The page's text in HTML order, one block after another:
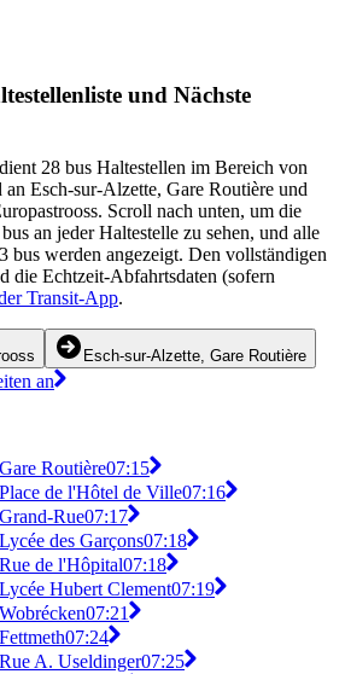
und Nächste
28 bus Haltestellen im Bereich von
Esch-sur-Alzette, Gare Routière und
Scroll nach unten, um die
an jeder Haltestelle zu sehen, und alle
bus werden angezeigt. Den vollständigen
die Echtzeit-Abfahrtsdaten (sofern
Transit-App.
Esch-sur-Alzette, Gare Routière
an
Routière07:15
de l'Hôtel de Ville07:16
Rue07:17
des Garçons07:18
de l'Hôpital07:18
Hubert Clement07:19
07:21
07:24
A. Useldinger07:25